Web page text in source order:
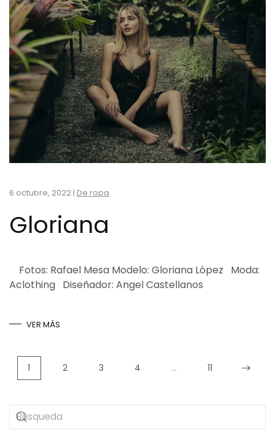
6 octubre, 2022 | De ropa
Gloriana
Fotos: Rafael Mesa Modelo: Gloriana López Moda:
Aclothing Diseñador: Angel Castellanos
VER MÁS
1 2 3 4 … 11